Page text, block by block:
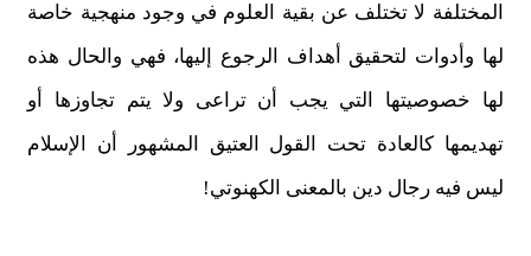
المختلفة لا تختلف عن بقية العلوم في وجود منهجية خاصة
لها وأدوات لتحقيق أهداف الرجوع إليها، فهي والحال هذه
لها خصوصيتها التي يجب أن تراعى ولا يتم تجاوزها أو
تهديمها كالعادة تحت القول العتيق المشهور أن الإسلام
ليس فيه رجال دين بالمعنى الكهنوتي!